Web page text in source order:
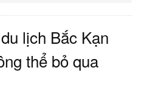
lịch Bắc Kạn
thể bỏ qua